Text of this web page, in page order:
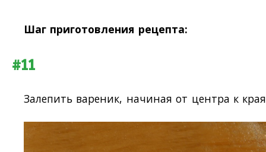
Шаг приготовления рецепта:
#11
Залепить вареник, начиная от центра к